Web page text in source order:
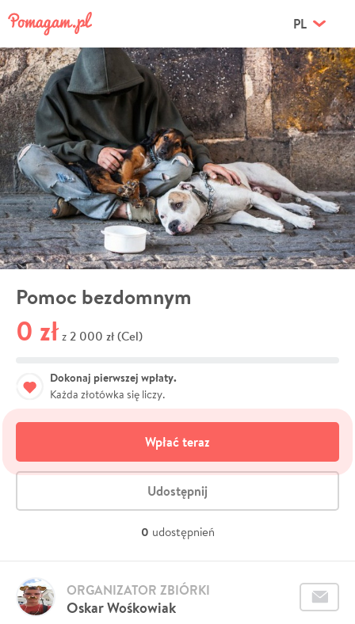
PL
Pomoc bezdomnym
0 zł z 2 000 zł (Cel)
Dokonaj pierwszej wpłaty.
Każda złotówka się liczy.
Wpłać teraz
Udostępnij
0 udostępnień
Oskar Wośkowiak
ORGANIZATOR ZBIÓRKI